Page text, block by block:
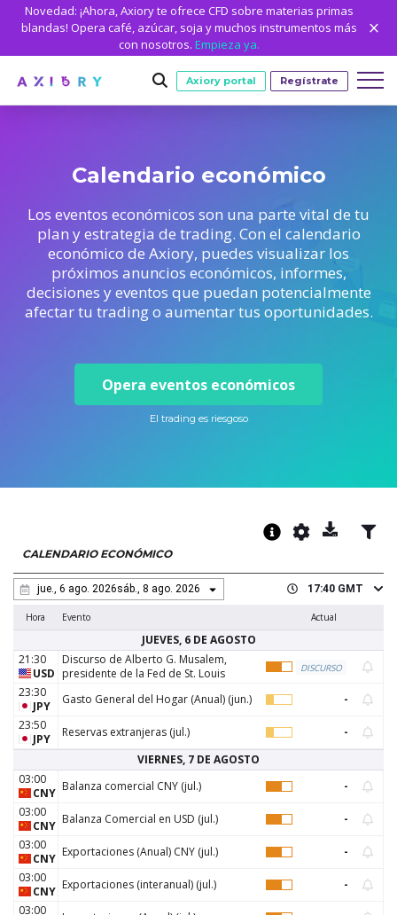
Novedad: ¡Ahora, Axiory te ofrece CFD sobre materias primas
blandas! Opera café, azúcar, soja y muchos instrumentos más
con nosotros. Empieza ya.
Clash CFDs NUEVO
Oro y metales
Petróleo y energía
Acciones del mercado
Métodos de depósito y retiro
Especificaciones de trading
Apalancamiento
Protección contra saldo negativo
CUENTAS DE TRADING
Comparar cuentas
Cuentas corporativas
Cuentas islámicas
PRIMEROS PASOS
Verificación inteligente y rápida
Plataformas
PLATAFORMAS
Comparar plataformas
Axiory App
NUEVO
HERRAMIENTAS DE TRADING
Strike Indicator
Indicadores personalizados
Señales de trading
HERRAMIENTAS DE LA PLATAFORMA
Datos históricos de MetaTrader
Indicadores personalizados de MT4
Guía de instalación de MT5
Guía de instalación de cTrader
Formación
FORMACIÓN
NUEVO
ANÁLISIS
Sobre Axiory
Licencia y registro
Transparencia y seguridad
Quiénes somos
El equipo de Axiory
Русский
Prueba una cuenta Demo
Axiory portal Regístrate
Calendario económico
Los eventos económicos son una parte vital de tu
plan y estrategia de trading. Con el calendario
económico de Axiory, puedes visualizar los
próximos anuncios económicos, informes,
decisiones y eventos que puedan potencialmente
afectar tu trading o aumentar tus oportunidades.
Opera eventos económicos
El trading es riesgoso
CALENDARIO ECONÓMICO
jue., 6 ago. 2026sáb., 8 ago. 2026 17:40 GMT
Hora Evento Actual
JUEVES, 6 DE AGOSTO
21:30
USD
Discurso de Alberto G. Musalem,
presidente de la Fed de St. Louis
DISCURSO
23:30
JPY
Gasto General del Hogar (Anual) (jun.)
-
23:50
JPY
Reservas extranjeras (jul.)
-
VIERNES, 7 DE AGOSTO
03:00
CNY Balanza comercial CNY (jul.)
-
03:00
CNY Balanza Comercial en USD (jul.)
-
03:00
CNY Exportaciones (Anual) CNY (jul.)
-
03:00
CNY Exportaciones (interanual) (jul.)
-
03:00